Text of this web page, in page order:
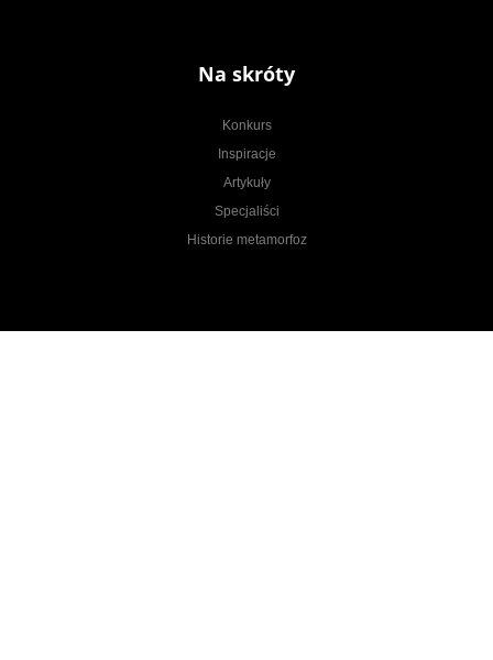
Na skróty
Konkurs
Inspiracje
Artykuły
Specjaliści
Historie metamorfoz